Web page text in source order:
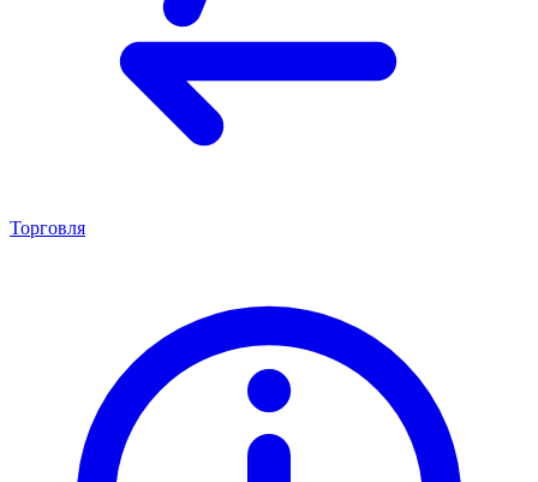
Торговля